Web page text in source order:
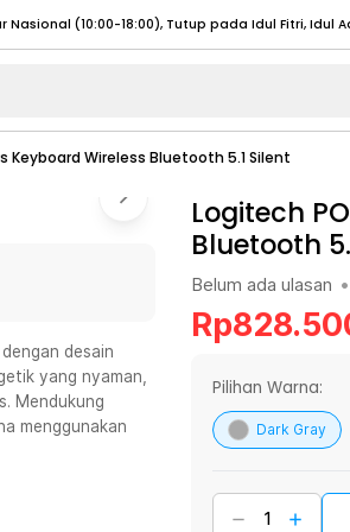
Minggu (08:00 - 20:00), Tutup pada Idul Fitri
Libur Nasional (08:00 - 17:00) Selengkapnya
Libur Nasional (08:00 - 17:00) Selengkapnya
Nasional (12:00-20:00), Tutup pada Idul Fitri
Nasional (12:00-20:00), Tutup pada Idul Fitri
Minggu (08:00 - 20:00), Tutup pada Idul Fitri
Selengkapnya
Keyboard Wireless Bluetooth 5.1 Silent
desain
yang nyaman,
Mendukung
menggunakan
Logitech
Bluetooth
Belum ada ulasan •
Rp
Pilihan Warna:
Dark Gray